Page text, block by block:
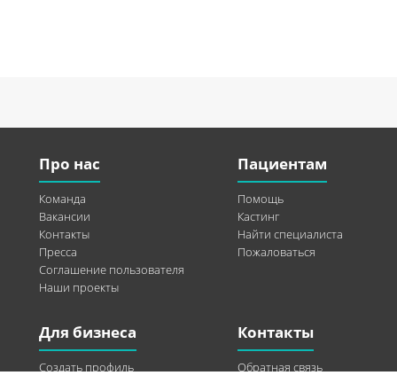
Про нас
Команда
Вакансии
Контакты
Пресса
Соглашение пользователя
Наши проекты
Пациентам
Помощь
Кастинг
Найти специалиста
Пожаловаться
Для бизнеса
Создать профиль
Контакты
Обратная связь